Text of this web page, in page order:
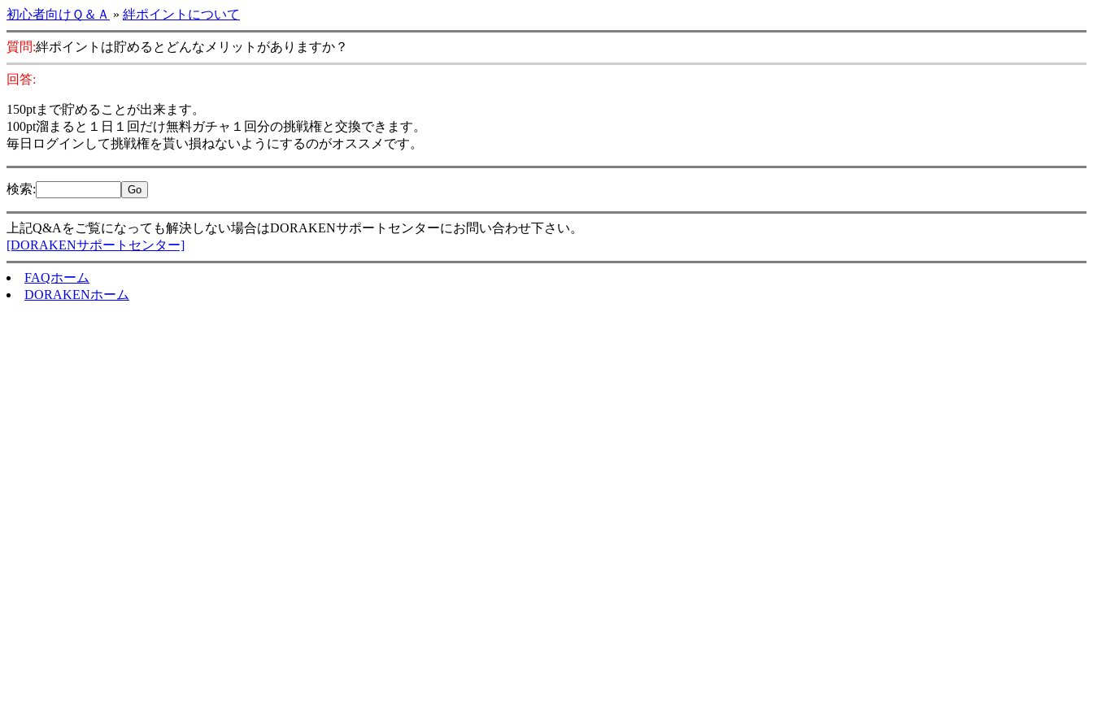
初心者向けＱ＆Ａ » 絆ポイントについて
質問:絆ポイントは貯めるとどんなメリットがありますか？
回答:
150ptまで貯めることが出来ます。
100pt溜まると１日１回だけ無料ガチャ１回分の挑戦権と交換できます。
毎日ログインして挑戦権を貰い損ねないようにするのがオススメです。
検索:
上記Q&Aをご覧になっても解決しない場合はDORAKENサポートセンターにお問い合わせ下さい。
[DORAKENサポートセンター]
FAQホーム
DORAKENホーム